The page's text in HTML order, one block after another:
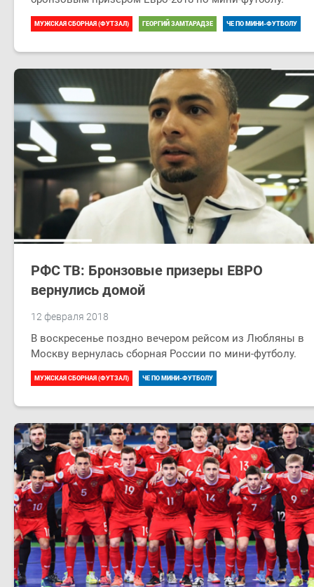
МУЖСКАЯ СБОРНАЯ (ФУТЗАЛ) ГЕОРГИЙ ЗАМТАРАДЗЕ ЧЕ ПО МИНИ-ФУТБОЛУ
12 февраля 2018
РФС ТВ: Бронзовые призеры ЕВРО
вернулись домой
В воскресенье поздно вечером рейсом из Любляны в
Москву вернулась сборная России по мини-футболу.
МУЖСКАЯ СБОРНАЯ (ФУТЗАЛ) ЧЕ ПО МИНИ-ФУТБОЛУ